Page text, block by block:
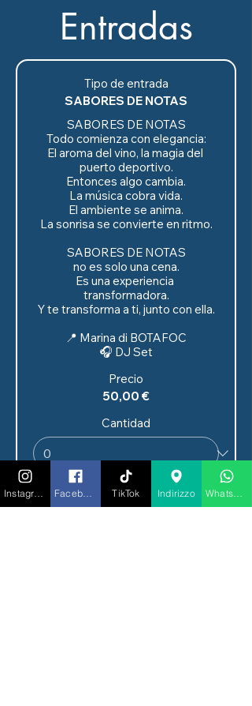
Entradas
Tipo de entrada
SABORES DE NOTAS
SABORES DE NOTAS
Todo comienza con elegancia:
El aroma del vino, la magia del
puerto deportivo.
Entonces algo cambia.
La música cobra vida.
El ambiente se anima.
La sonrisa se convierte en ritmo.
SABORES DE NOTAS
no es solo una cena.
Es una experiencia
transformadora.
Y te transforma a ti, junto con ella.
📍 Marina di BOTAFOC
🎧 DJ Set
Precio
50,00 €
Cantidad
TikTok Indirizzo